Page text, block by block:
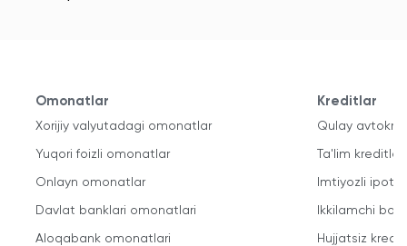
Omonatlar
Xorijiy valyutadagi omonatlar
Yuqori foizli omonatlar
Onlayn omonatlar
Davlat banklari omonatlari
Aloqabank omonatlari
Kreditlar
Qulay
Ta'lim kreditlari
Imtiyozli
Ikkilamchi
Hujjatsiz